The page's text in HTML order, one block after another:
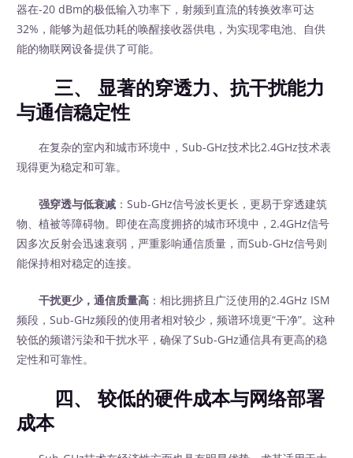
器在-20 dBm的极低输入功率下，射频到直流的转换效率可达
32%，能够为超低功耗的唤醒接收器供电，为实现零电池、自供
能的物联网设备提供了可能。
三、 显著的穿透力、抗干扰能力
与通信稳定性
在复杂的室内和城市环境中，Sub-GHz技术比2.4GHz技术表
现得更为稳定和可靠。
强穿透与低衰减 ：Sub-GHz信号波长更长，更易于穿透建筑
物、植被等障碍物。即使在高度拥挤的城市环境中，2.4GHz信号
因多次反射会迅速衰弱，严重影响通信质量，而Sub-GHz信号则
能保持相对稳定的连接。
干扰更少，通信质量高 ：相比拥挤且广泛使用的2.4GHz ISM
频段，Sub-GHz频段的使用者相对较少，频谱环境更“干净”。这种
较低的频谱污染和干扰水平，确保了Sub-GHz通信具有更高的稳
定性和可靠性。
四、 较低的硬件成本与网络部署
成本